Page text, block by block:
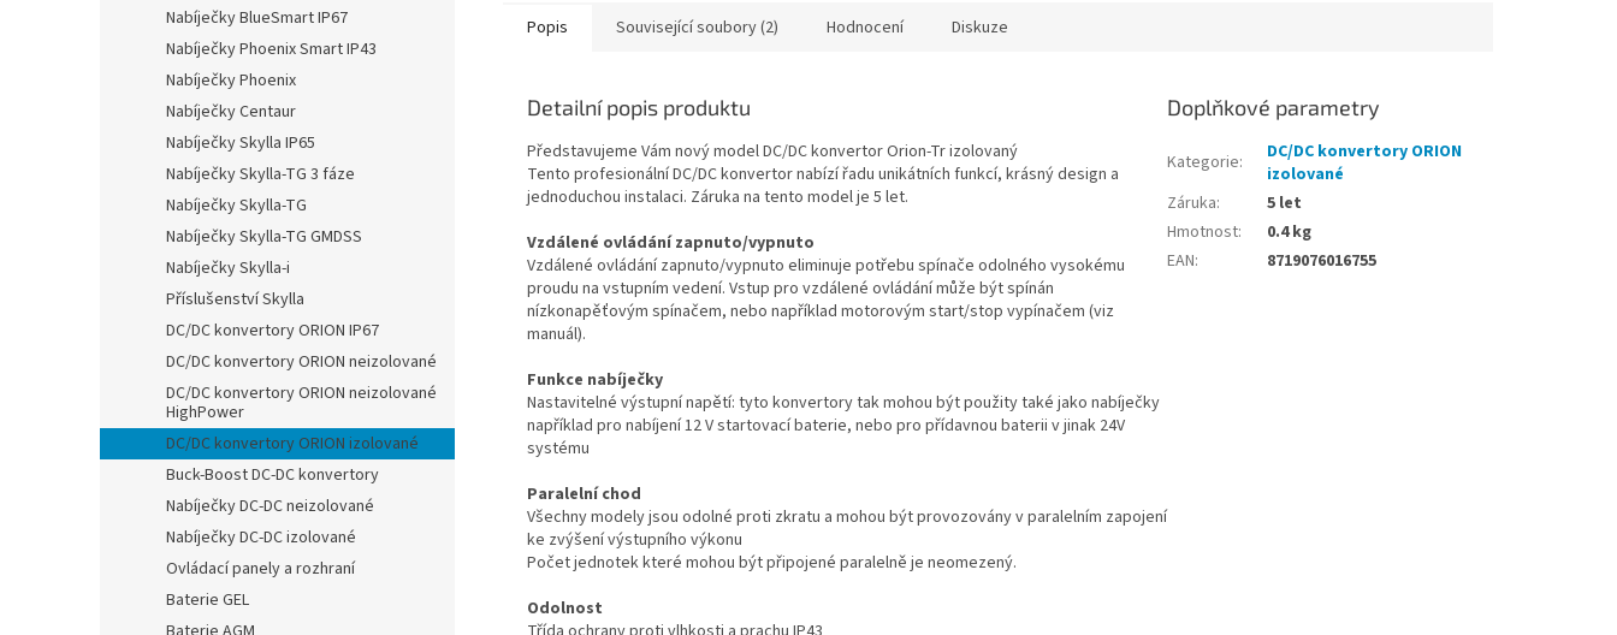
Nabíječky BlueSmart IP67
Nabíječky Phoenix Smart IP43
Nabíječky Phoenix
Nabíječky Centaur
Nabíječky Skylla IP65
Nabíječky Skylla-TG 3 fáze
Nabíječky Skylla-TG
Nabíječky Skylla-TG GMDSS
Nabíječky Skylla-i
Příslušenství Skylla
DC/DC konvertory ORION IP67
DC/DC konvertory ORION neizolované
DC/DC konvertory ORION neizolované
HighPower
DC/DC konvertory ORION izolované
Buck-Boost DC-DC konvertory
Nabíječky DC-DC neizolované
Nabíječky DC-DC izolované
Ovládací panely a rozhraní
Baterie GEL
Popis Související soubory (2) Hodnocení Diskuze
Detailní popis produktu
Představujeme Vám nový model DC/DC konvertor Orion-Tr izolovaný
Tento profesionální DC/DC konvertor nabízí řadu unikátních funkcí, krásný design a
jednoduchou instalaci. Záruka na tento model je 5 let.
Vzdálené ovládání zapnuto/vypnuto
Vzdálené ovládání zapnuto/vypnuto eliminuje potřebu spínače odolného vysokému
proudu na vstupním vedení. Vstup pro vzdálené ovládání může být spínán
nízkonapěťovým spínačem, nebo například motorovým start/stop vypínačem (viz
manuál).
Funkce nabíječky
Nastavitelné výstupní napětí: tyto konvertory tak mohou být použity také jako nabíječky
například pro nabíjení 12 V startovací baterie, nebo pro přídavnou baterii v jinak 24V
systému
Paralelní chod
Všechny modely jsou odolné proti zkratu a mohou být provozovány v paralelním zapojení
ke zvýšení výstupního výkonu
Počet jednotek které mohou být připojené paralelně je neomezený.
Odolnost
Doplňkové parametry
Kategorie:
DC/DC konvertory ORION
izolované
Záruka:
5 let
Hmotnost:
0.4 kg
EAN: 8719076016755